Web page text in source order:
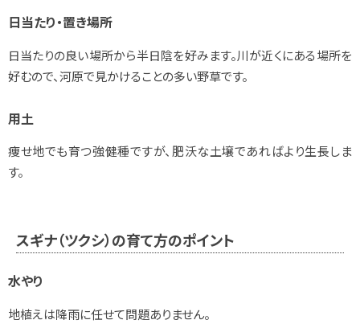
日当たり・置き場所
日当たりの良い場所から半日陰を好みます。川が近くにある場所を
好むので、河原で見かけることの多い野草です。
用土
痩せ地でも育つ強健種ですが、肥沃な土壌であればより生長しま
す。
スギナ（ツクシ）の育て方のポイント
水やり
地植えは降雨に任せて問題ありません。